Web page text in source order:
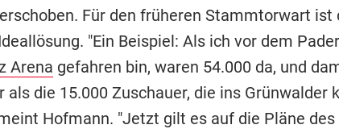
Für den früheren Stammtorwart ist
"Ein Beispiel: Als ich vor dem
Arena gefahren bin, waren 54.000 da, und
als die 15.000 Zuschauer, die ins Grünwalder
Hofmann. "Jetzt gilt es auf die Pläne